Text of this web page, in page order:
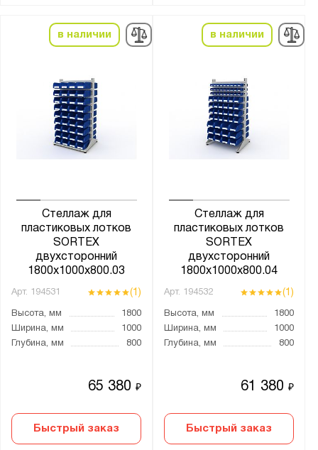
в наличии
Стеллаж для
пластиковых лотков
SORTEX
двухсторонний
1800x1000x800.03
Арт. 194531 (1)
Высота, мм
1800
Ширина, мм
1000
Глубина, мм
800
65 380₽
Быстрый заказ
в наличии
Стеллаж для
пластиковых лотков
SORTEX
двухсторонний
1800x1000x800.04
Арт. 194532 (1)
Высота, мм
1800
Ширина, мм
1000
Глубина, мм
800
61 380₽
Быстрый заказ